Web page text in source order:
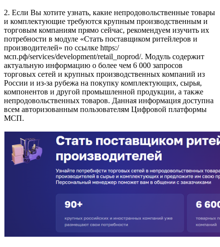
2. Если Вы хотите узнать, какие непродовольственные товары
и комплектующие требуются крупным производственным и
торговым компаниям прямо сейчас, рекомендуем изучить их
потребности в модуле «Стать поставщиком ритейлеров и
производителей» по ссылке https:/
мсп.рф/services/development/retail_noprod/. Модуль содержит
актуальную информацию о более чем 6 000 запросов
торговых сетей и крупных производственных компаний из
России и из-за рубежа на покупку комплектующих, сырья,
компонентов и другой промышленной продукции, а также
непродовольственных товаров. Данная информация доступна
всем авторизованным пользователям Цифровой платформы
МСП.